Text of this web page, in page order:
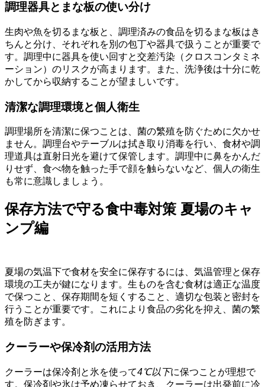
調理器具とまな板の使い分け
生肉や魚を切るまな板と、調理済みの食品を切るまな板はき
ちんと分け、それぞれを別の包丁や器具で扱うことが重要で
す。調理中に器具を使い回すと交差汚染（クロスコンタミネ
ーション）のリスクが高まります。また、洗浄後は十分に乾
かしてから収納することが望ましいです。
清潔な調理環境と個人衛生
調理場所を清潔に保つことは、菌の繁殖を防ぐために欠かせ
ません。調理台やテーブルは拭き取り消毒を行い、食材や調
理道具は直射日光を避けて保管します。調理中に鼻をかんだ
りせず、食べ物を触った手で顔を触らないなど、個人の衛生
も常に意識しましょう。
保存方法で守る食中毒対策 夏場のキャ
ンプ編
夏場の気温下で食材を安全に保存するには、気温管理と保存
環境の工夫が鍵になります。生ものを含む食材は適正な温度
で保つこと、保存期間を短くすること、適切な包装と密封を
行うことが重要です。これにより食品の劣化を抑え、菌の繁
殖を防ぎます。
クーラーや保冷剤の活用方法
クーラーは保冷剤と氷を使って4℃以下に保つことが理想で
す。保冷剤や氷は予め凍らせておき、クーラーは出発前に冷